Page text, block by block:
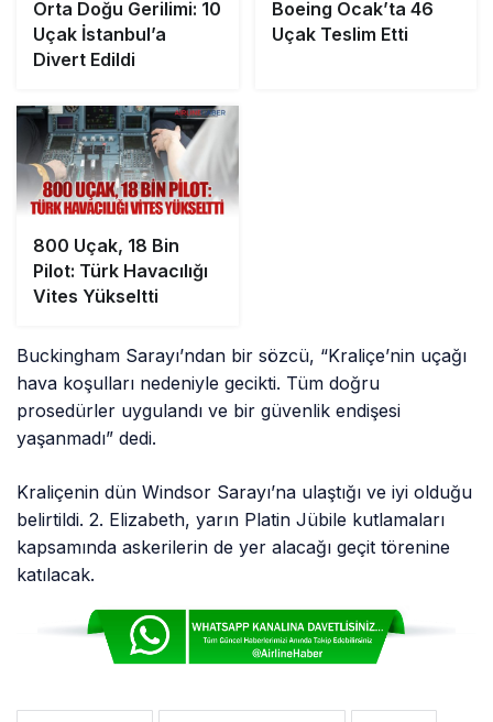
Orta Doğu Gerilimi: 10
Uçak İstanbul’a
Divert Edildi
Boeing Ocak’ta 46
Uçak Teslim Etti
800 Uçak, 18 Bin
Pilot: Türk Havacılığı
Vites Yükseltti
Buckingham Sarayı’ndan bir sözcü, “Kraliçe’nin uçağı
hava koşulları nedeniyle gecikti. Tüm doğru
prosedürler uygulandı ve bir güvenlik endişesi
yaşanmadı” dedi.
Kraliçenin dün Windsor Sarayı’na ulaştığı ve iyi olduğu
belirtildi. 2. Elizabeth, yarın Platin Jübile kutlamaları
kapsamında askerilerin de yer alacağı geçit törenine
katılacak.